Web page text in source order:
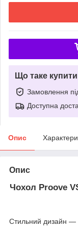
Що таке
Замовлення
Доступна
Опис
Опис
Чохол Proove
Стильний дизайн —